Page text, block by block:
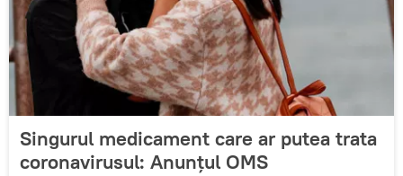
Singurul medicament care ar putea trata
coronavirusul: Anunțul OMS